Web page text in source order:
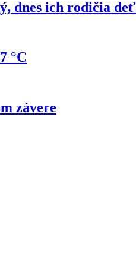
dnes ich rodičia
°C
závere